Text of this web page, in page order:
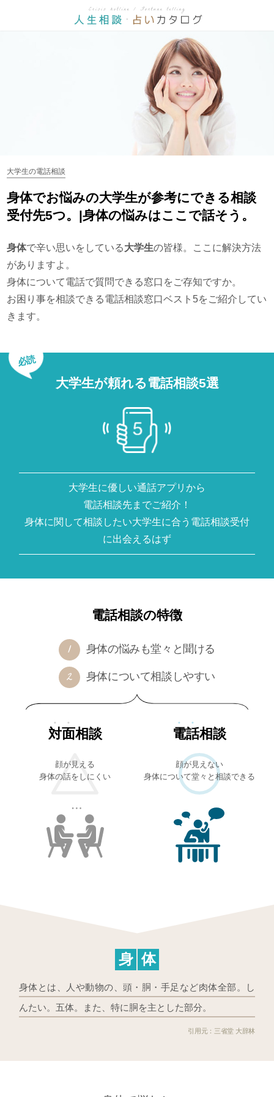
大学生の電話相談
身体でお悩みの大学生が参考にできる相談
受付先5つ。|身体の悩みはここで話そう。
身体で辛い思いをしている大学生の皆様。ここに解決方法
がありますよ。
身体について電話で質問できる窓口をご存知ですか。
お困り事を相談できる電話相談窓口ベスト5をご紹介してい
きます。
必読
大学生が頼れる電話相談5選
大学生に優しい通話アプリから
電話相談先までご紹介！
身体に関して相談したい大学生に合う電話相談受付
に出会えるはず
電話相談の特徴
身体の悩みも堂々と聞ける
身体について相談しやすい
対面相談
顔が見える
身体の話をしにくい
電話相談
顔が見えない
身体について堂々と相談できる
身 体
身体とは、人や動物の、頭・胴・手足など肉体全部。し
んたい。五体。また、特に胴を主とした部分。
三省堂 大辞林